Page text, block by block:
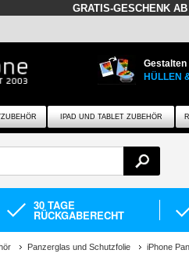
GRATIS-GESCHENK
Gestalten
HÜLLEN
IPAD UND TABLET ZUBEHÖR
30 TAGE
RÜCKGABERECHT
Panzerglas und Schutzfolie iPhone